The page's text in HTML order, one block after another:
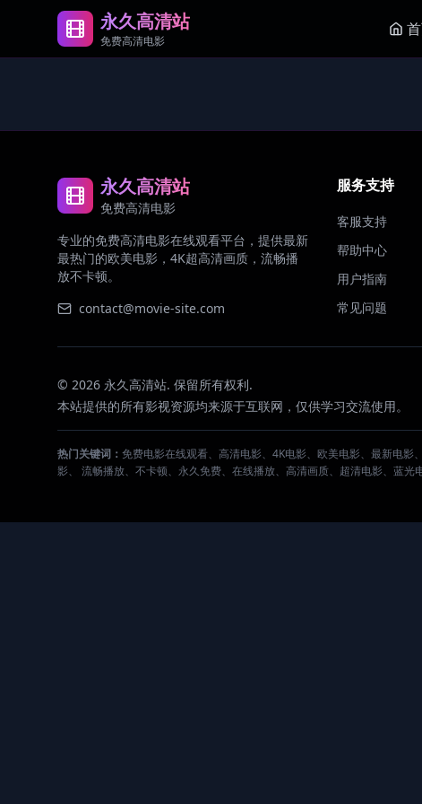
永久高清站
免费高清电影
永久高清站
免费高清电影
专业的免费高清电影在线观看平台，提供最新
最热门的欧美电影，4K超高清画质，流畅播
放不卡顿。
contact@movie-site.com
服务支持
客服支持
帮助中心
用户指南
常见问题
© 2026 永久高清站. 保留所有权利.
本站提供的所有影视资源均来源于互联网，仅供学习交流使用。
热门关键词： 免费电影在线观看、高清电影、4K电影、欧美电影、最新电
影、 流畅播放、不卡顿、永久免费、在线播放、高清画质、超清电影、蓝光